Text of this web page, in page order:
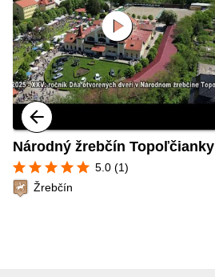
play_circle
Národný žrebčín Topoľčianky
star star star star star 5.0 (1)
Žrebčín